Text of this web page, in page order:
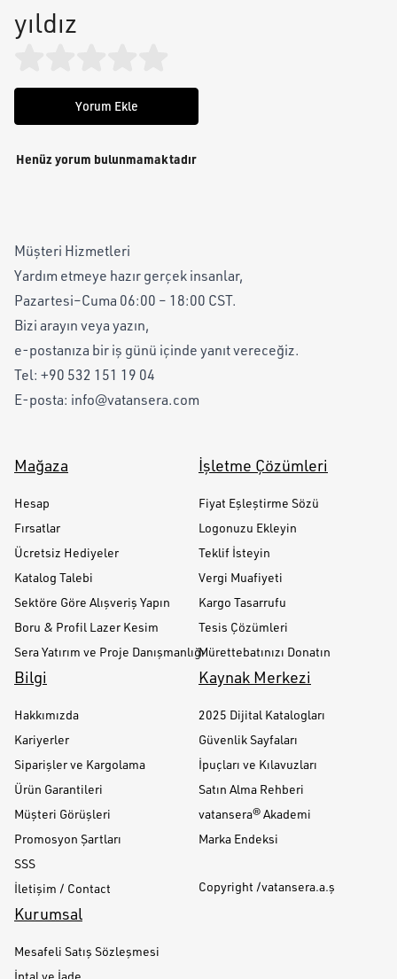
yıldız
Yorum Ekle
Henüz yorum bulunmamaktadır
Müşteri Hizmetleri
Yardım etmeye hazır gerçek insanlar,
Pazartesi–Cuma 06:00 – 18:00 CST.
Bizi arayın veya yazın,
e-postanıza bir iş günü içinde yanıt vereceğiz.
Tel: +90 532 151 19 04
E-posta: info@vatansera.com
Mağaza
Hesap
Fırsatlar
Ücretsiz Hediyeler
Katalog Talebi
Sektöre Göre Alışveriş Yapın
Boru & Profil Lazer Kesim
Sera Yatırım ve Proje Danışmanlığı
İşletme Çözümleri
Fiyat Eşleştirme Sözü
Logonuzu Ekleyin
Teklif İsteyin
Vergi Muafiyeti
Kargo Tasarrufu
Tesis Çözümleri
Mürettebatınızı Donatın
Bilgi
Hakkımızda
Kariyerler
Siparişler ve Kargolama
Ürün Garantileri
Müşteri Görüşleri
Promosyon Şartları
SSS
İletişim / Contact
Kaynak Merkezi
2025 Dijital Katalogları
Güvenlik Sayfaları
İpuçları ve Kılavuzları
Satın Alma Rehberi
vatansera® Akademi
Marka Endeksi
Copyright /vatansera.a.ş
Kurumsal
Mesafeli Satış Sözleşmesi
İptal ve İade